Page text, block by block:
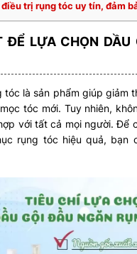
trị rụng tóc uy tín, đảm
ĐỂ LỰA CHỌN DẦU
tóc là sản phẩm giúp giảm
tóc mới. Tuy nhiên,
với tất cả mọi người. Để
rụng tóc hiệu quả, bạn